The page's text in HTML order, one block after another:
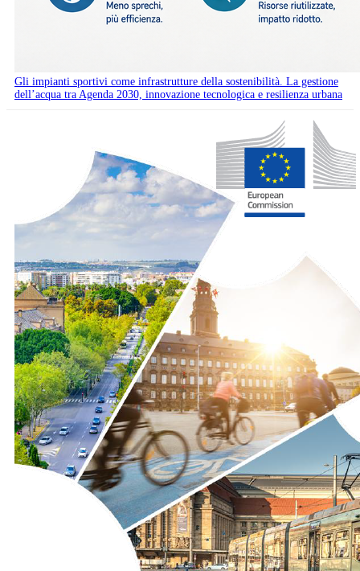
Gli impianti sportivi come infrastrutture della sostenibilità. La gestione
dell’acqua tra Agenda 2030, innovazione tecnologica e resilienza urbana